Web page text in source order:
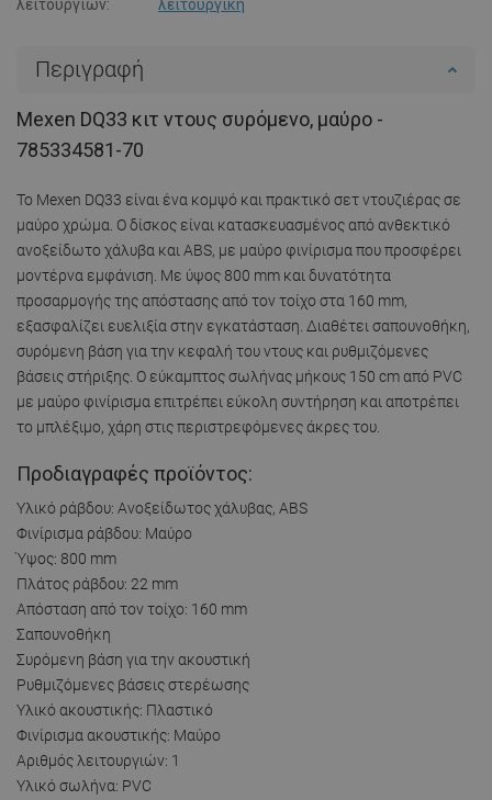
λειτουργιών:
λειτουργική
Περιγραφή
Mexen DQ33 κιτ ντους συρόμενο, μαύρο -
785334581-70
Το Mexen DQ33 είναι ένα κομψό και πρακτικό σετ ντουζιέρας σε
μαύρο χρώμα. Ο δίσκος είναι κατασκευασμένος από ανθεκτικό
ανοξείδωτο χάλυβα και ABS, με μαύρο φινίρισμα που προσφέρει
μοντέρνα εμφάνιση. Με ύψος 800 mm και δυνατότητα
προσαρμογής της απόστασης από τον τοίχο στα 160 mm,
εξασφαλίζει ευελιξία στην εγκατάσταση. Διαθέτει σαπουνοθήκη,
συρόμενη βάση για την κεφαλή του ντους και ρυθμιζόμενες
βάσεις στήριξης. Ο εύκαμπτος σωλήνας μήκους 150 cm από PVC
με μαύρο φινίρισμα επιτρέπει εύκολη συντήρηση και αποτρέπει
το μπλέξιμο, χάρη στις περιστρεφόμενες άκρες του.
Προδιαγραφές προϊόντος:
Υλικό ράβδου: Ανοξείδωτος χάλυβας, ABS
Φινίρισμα ράβδου: Μαύρο
Ύψος: 800 mm
Πλάτος ράβδου: 22 mm
Απόσταση από τον τοίχο: 160 mm
Σαπουνοθήκη
Συρόμενη βάση για την ακουστική
Ρυθμιζόμενες βάσεις στερέωσης
Υλικό ακουστικής: Πλαστικό
Φινίρισμα ακουστικής: Μαύρο
Αριθμός λειτουργιών: 1
Υλικό σωλήνα: PVC